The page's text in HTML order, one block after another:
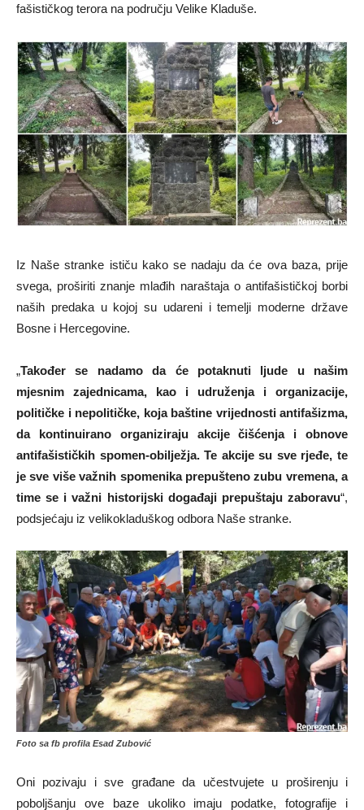
fašističkog terora na području Velike Kladuše.
Iz Naše stranke ističu kako se nadaju da će ova baza, prije
svega, proširiti znanje mlađih naraštaja o antifašističkoj borbi
naših predaka u kojoj su udareni i temelji moderne države
Bosne i Hercegovine.
„Također se nadamo da će potaknuti ljude u našim
mjesnim zajednicama, kao i udruženja i organizacije,
političke i nepolitičke, koja baštine vrijednosti antifašizma,
da kontinuirano organiziraju akcije čišćenja i obnove
antifašističkih spomen-obilježja. Te akcije su sve rjeđe, te
je sve više važnih spomenika prepušteno zubu vremena, a
time se i važni historijski događaji prepuštaju zaboravu“,
podsjećaju iz velikokladuškog odbora Naše stranke.
Foto sa fb profila Esad Zubović
Oni pozivaju i sve građane da učestvujete u proširenju i
poboljšanju ove baze ukoliko imaju podatke, fotografije i